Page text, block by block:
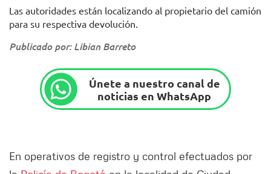
Las autoridades están localizando al propietario del camión
para su respectiva devolución.
Publicado por: Libian Barreto
Únete a nuestro canal de
noticias en WhatsApp
En operativos de registro y control efectuados por